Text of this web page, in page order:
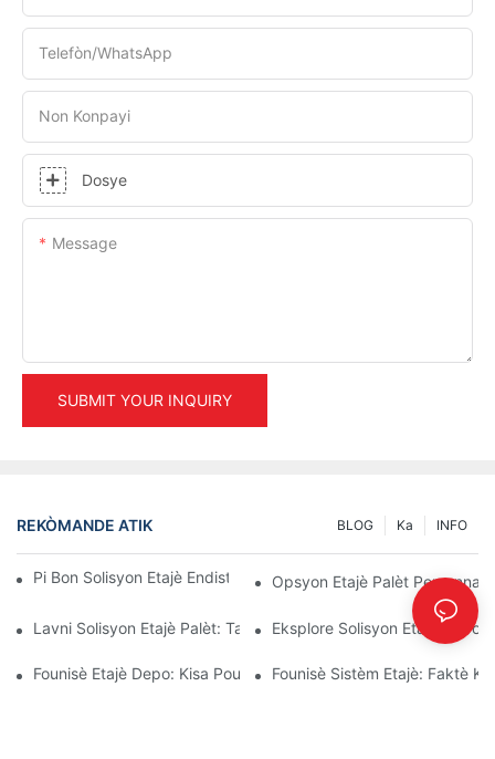
Telefòn/WhatsApp
Non Konpayi
Dosye
Message
SUBMIT YOUR INQUIRY
REKÒMANDE ATIK INFO
Ka
BLOG
Pi Bon Solisyon Etajè Endistriyèl Pou Jesyon Depo Efikas
Opsyon Etajè Palèt
Lavni Solisyon Etajè Palèt: Tandans Ak Inovasyon
Eksplore Solisyon Etajè Depo
Founisè Etajè Depo: Kisa Pou ChècheFounisè Sistèm Etajè: Faktè